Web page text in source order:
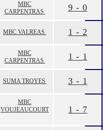
MBC
CARPENTRAS
9 - 0
MBC VALREAS 1 - 2
MBC
CARPENTRAS
1 - 1
SUMA TROYES 3 - 1
MBC
VOUJEAUCOURT
1 - 7